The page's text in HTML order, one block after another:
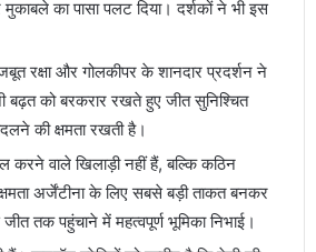
का पासा पलट दिया। दर्शकों ने भी इस
रक्षा और गोलकीपर के शानदार प्रदर्शन ने
को बरकरार रखते हुए जीत सुनिश्चित
की क्षमता रखती है।
करने वाले खिलाड़ी नहीं हैं, बल्कि कठिन
अर्जेंटीना के लिए सबसे बड़ी ताकत बनकर
तक पहुंचाने में महत्वपूर्ण भूमिका निभाई।